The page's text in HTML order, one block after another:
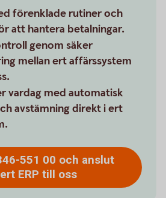
förenklade rutiner och
att hantera betalningar.
genom säker
mellan ert affärssystem
vardag med automatisk
avstämning direkt i ert
551 00 och anslut
ert ERP till oss